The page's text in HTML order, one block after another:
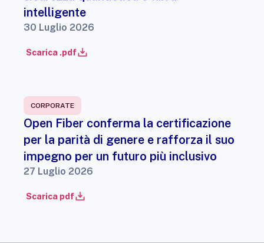
intelligente
30 Luglio 2026
Scarica .pdf
CORPORATE
Open Fiber conferma la certificazione
per la parità di genere e rafforza il suo
impegno per un futuro più inclusivo
27 Luglio 2026
Scarica pdf